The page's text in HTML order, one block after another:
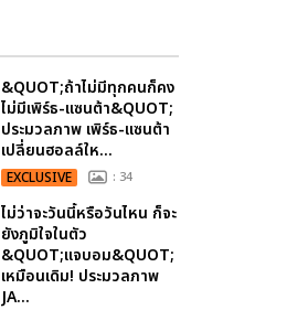
&QUOT;ถ้าไม่มีทุกคนก็คง
ไม่มีเพิร์ธ-แซนต้า&QUOT;
ประมวลภาพ เพิร์ธ-แซนต้า
เปลี่ยนฮอลล์ให...
EXCLUSIVE : 34
ไม่ว่าจะวันนี้หรือวันไหน ก็จะ
ยังภูมิใจในตัว
&QUOT;แจบอม&QUOT;
เหมือนเดิม! ประมวลภาพ
JA...